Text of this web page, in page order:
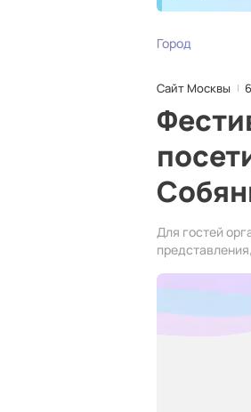
Город
Сайт Москвы
Для гостей